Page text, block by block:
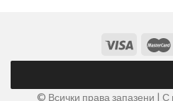
© Всички права запазени |